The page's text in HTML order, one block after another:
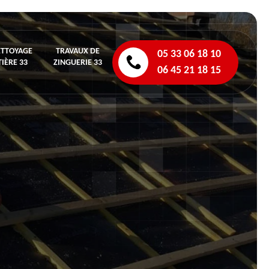
33
TRAVAUX DE
ZINGUERIE 33
05 33 06 18 10
06 45 21 18 15